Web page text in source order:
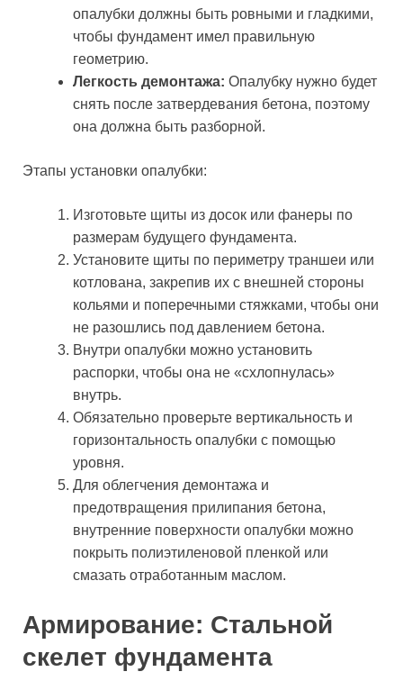
опалубки должны быть ровными и гладкими,
чтобы фундамент имел правильную
геометрию.
Легкость демонтажа: Опалубку нужно будет
снять после затвердевания бетона, поэтому
она должна быть разборной.
Этапы установки опалубки:
Изготовьте щиты из досок или фанеры по
размерам будущего фундамента.
Установите щиты по периметру траншеи или
котлована, закрепив их с внешней стороны
кольями и поперечными стяжками, чтобы они
не разошлись под давлением бетона.
Внутри опалубки можно установить
распорки, чтобы она не «схлопнулась»
внутрь.
Обязательно проверьте вертикальность и
горизонтальность опалубки с помощью
уровня.
Для облегчения демонтажа и
предотвращения прилипания бетона,
внутренние поверхности опалубки можно
покрыть полиэтиленовой пленкой или
смазать отработанным маслом.
Армирование: Стальной
скелет фундамента